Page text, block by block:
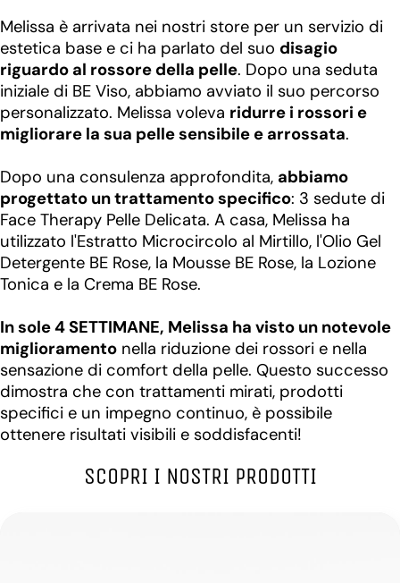
Melissa è arrivata nei nostri store per un servizio di
estetica base e ci ha parlato del suo disagio
riguardo al rossore della pelle. Dopo una seduta
iniziale di BE Viso, abbiamo avviato il suo percorso
personalizzato. Melissa voleva ridurre i rossori e
migliorare la sua pelle sensibile e arrossata.
Dopo una consulenza approfondita, abbiamo
progettato un trattamento specifico: 3 sedute di
Face Therapy Pelle Delicata. A casa, Melissa ha
utilizzato l'Estratto Microcircolo al Mirtillo, l'Olio Gel
Detergente BE Rose, la Mousse BE Rose, la Lozione
Tonica e la Crema BE Rose.
In sole 4 SETTIMANE, Melissa ha visto un notevole
miglioramento nella riduzione dei rossori e nella
sensazione di comfort della pelle. Questo successo
dimostra che con trattamenti mirati, prodotti
specifici e un impegno continuo, è possibile
ottenere risultati visibili e soddisfacenti!
SCOPRI I NOSTRI PRODOTTI